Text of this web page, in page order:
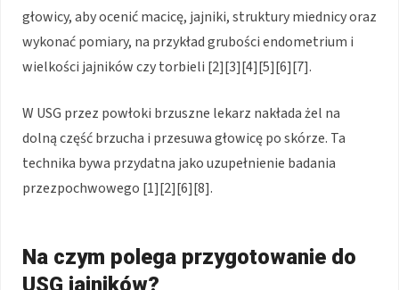
głowicy, aby ocenić macicę, jajniki, struktury miednicy oraz
wykonać pomiary, na przykład grubości endometrium i
wielkości jajników czy torbieli [2][3][4][5][6][7].
W USG przez powłoki brzuszne lekarz nakłada żel na
dolną część brzucha i przesuwa głowicę po skórze. Ta
technika bywa przydatna jako uzupełnienie badania
przezpochwowego [1][2][6][8].
Na czym polega przygotowanie do
USG jajników?